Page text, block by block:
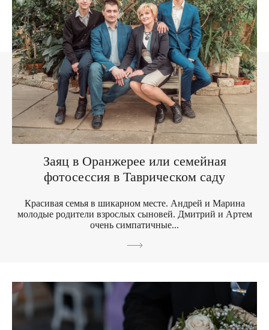
Заяц в Оранжерее или семейная
фотосессия в Таврическом саду
Красивая семья в шикарном месте. Андрей и Марина
молодые родители взрослых сыновей. Дмитрий и Артем
очень симпатичные...